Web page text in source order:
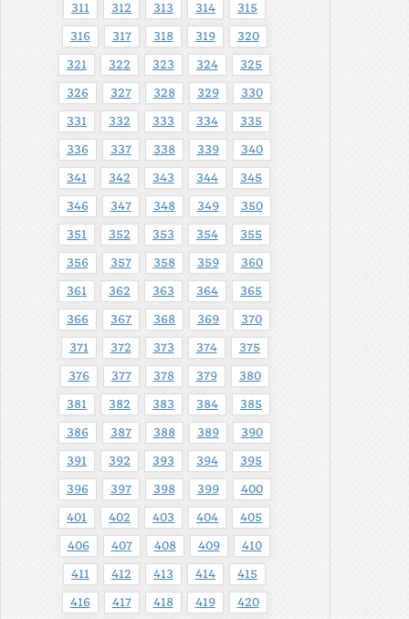
311 312 313 314 315
316 317 318 319 320
321 322 323 324 325
326 327 328 329 330
331 332 333 334 335
336 337 338 339 340
341 342 343 344 345
346 347 348 349 350
351 352 353 354 355
356 357 358 359 360
361 362 363 364 365
366 367 368 369 370
371 372 373 374 375
376 377 378 379 380
381 382 383 384 385
386 387 388 389 390
391 392 393 394 395
396 397 398 399 400
401 402 403 404 405
406 407 408 409 410
411 412 413 414 415
416 417 418 419 420